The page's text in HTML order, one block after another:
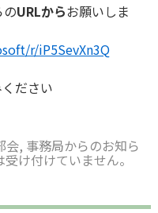
URLからお願いしま
r/iP5SevXn3Q
ださい
会, 事務局からのお知ら
け付けていません。